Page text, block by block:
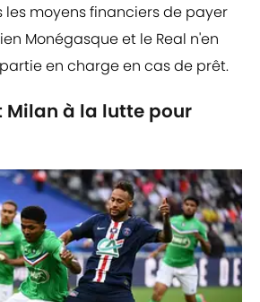
moyens financiers de payer
Monégasque et le Real n'en
en charge en cas de prêt.
Milan à la lutte pour